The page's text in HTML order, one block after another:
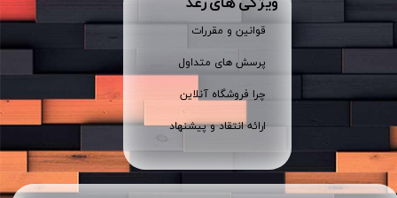
قوانین و مقررات
پرسش های متداول
چرا فروشگاه آنلاین
ارائه انتقاد و پیشنهاد